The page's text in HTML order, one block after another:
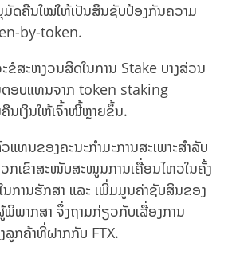
ມັດຄືນໃໝ່ໃຫ້ເປັນສິນຊັບປ້ອງກັນຄວາມ
by-token.
ຂໍສະຫງວນສິດໃນການ Stake ບາງສ່ວນ
ຕອບແທນຈາກ token staking
ເງິນໃຫ້ເຈົ້າໜີ້ຫຼາຍຂຶ້ນ.
ທນຂອງຄະນະກໍາມະການສະເພາະສໍາລັບ
ກເຂົາສະໜັບສະໜູນການເຄື່ອນໄຫວໃນຄັ້ງ
ນການຮັກສາ ແລະ ເພີ່ມມູນຄ່າຊັບສິນຂອງ
ພາກສາ ຈຶ່ງຖາມກ່ຽວກັບເລື່ອງການ
ກຄ້າທີ່ຝາກກັບ FTX.